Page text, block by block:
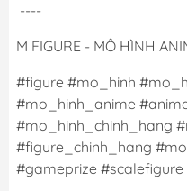
----
M FIGURE - MÔ HÌNH
#figure #mo_hinh
#mo_hinh_anime
#mo_hinh_chinh_hang
#figure_chinh_hang
#gameprize #scalefigure